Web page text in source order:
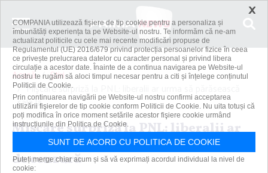
Acasă
Știri
Mişcare surpriză la PNL: liberalii ar urma să părăsească
sala la...
Mişcare surpriză la PNL: liberalii ar
urma să părăsească sala la moţiunea
de cenzură
×
COMPANIA utilizează fişiere de tip cookie pentru a personaliza și
îmbunătăți experiența ta pe Website-ul nostru. Te informăm că ne-am
actualizat politicile cu cele mai recente modificări propuse de
Regulamentul (UE) 2016/679 privind protecția persoanelor fizice în ceea
ce privește prelucrarea datelor cu caracter personal și privind libera
circulație a acestor date. Înainte de a continua navigarea pe Website-ul
nostru te rugăm să aloci timpul necesar pentru a citi și înțelege conținutul
Politicii de Cookie.
Prin continuarea navigării pe Website-ul nostru confirmi acceptarea
utilizării fişierelor de tip cookie conform Politicii de Cookie. Nu uita totuși că
poți modifica în orice moment setările acestor fişiere cookie urmând
instrucțiunile din Politica de Cookie.
SUNT DE ACORD CU POLITICA DE COOKIE
Puteți merge chiar acum și să vă exprimați acordul individual la nivel de
cookie: